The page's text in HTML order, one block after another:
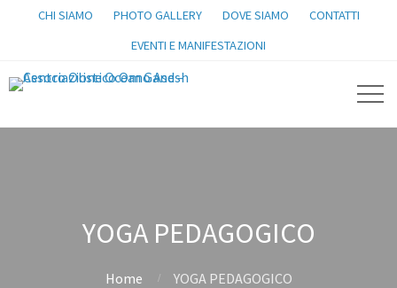
CHI SIAMO PHOTO GALLERY DOVE SIAMO
CONTATTI
EVENTI E MANIFESTAZIONI
YOGA PEDAGOGICO
Home YOGA PEDAGOGICO